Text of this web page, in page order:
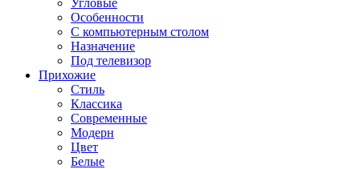
Угловые
Особенности
С компьютерным столом
Назначение
Под телевизор
Прихожие
Стиль
Классика
Современные
Модерн
Цвет
Белые